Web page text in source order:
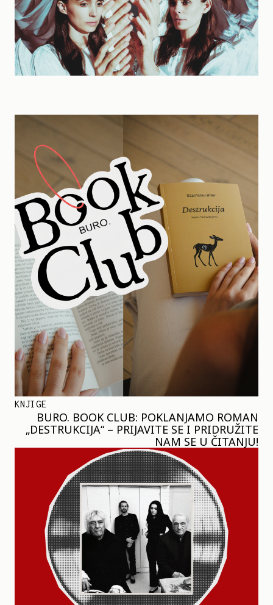
KNJIGE
BURO. BOOK CLUB: POKLANJAMO ROMAN
„DESTRUKCIJA“ – PRIJAVITE SE I PRIDRUŽITE
NAM SE U ČITANJU!